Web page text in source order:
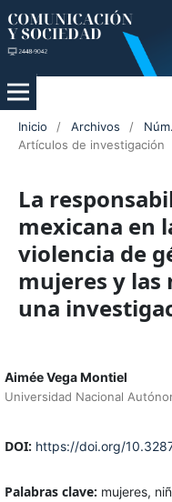
Inicio / Archivos /
Artículos de investigación
La
mexicana en
violencia de
mujeres y las
una
Aimée Vega Montiel
Universidad Nacional
DOI: https://doi.org/
Palabras clave: mujeres,